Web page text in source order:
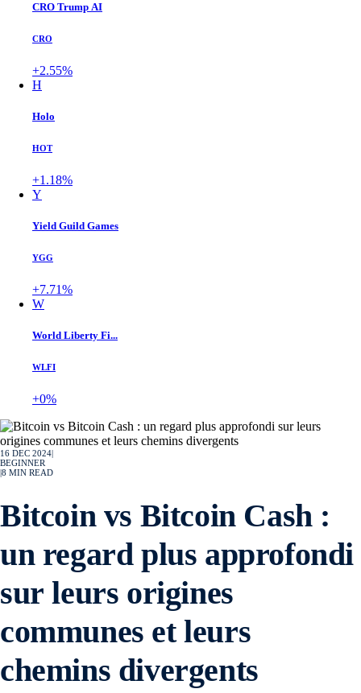
CRO Trump AI
CRO
+2.55%
H
Holo
HOT
+1.18%
Y
Yield Guild Games
YGG
+7.71%
W
World Liberty Fi...
WLFI
+0%
16 DEC 2024
BEGINNER
8 MIN READ
Bitcoin vs Bitcoin Cash :
un regard plus approfondi
sur leurs origines
communes et leurs
chemins divergents